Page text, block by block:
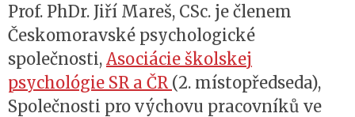
Prof. PhDr. Jiří Mareš, CSc. je členem
Českomoravské psychologické
společnosti, Asociácie školskej
psychológie SR a ČR (2. místopředseda),
Společnosti pro výchovu pracovníků ve